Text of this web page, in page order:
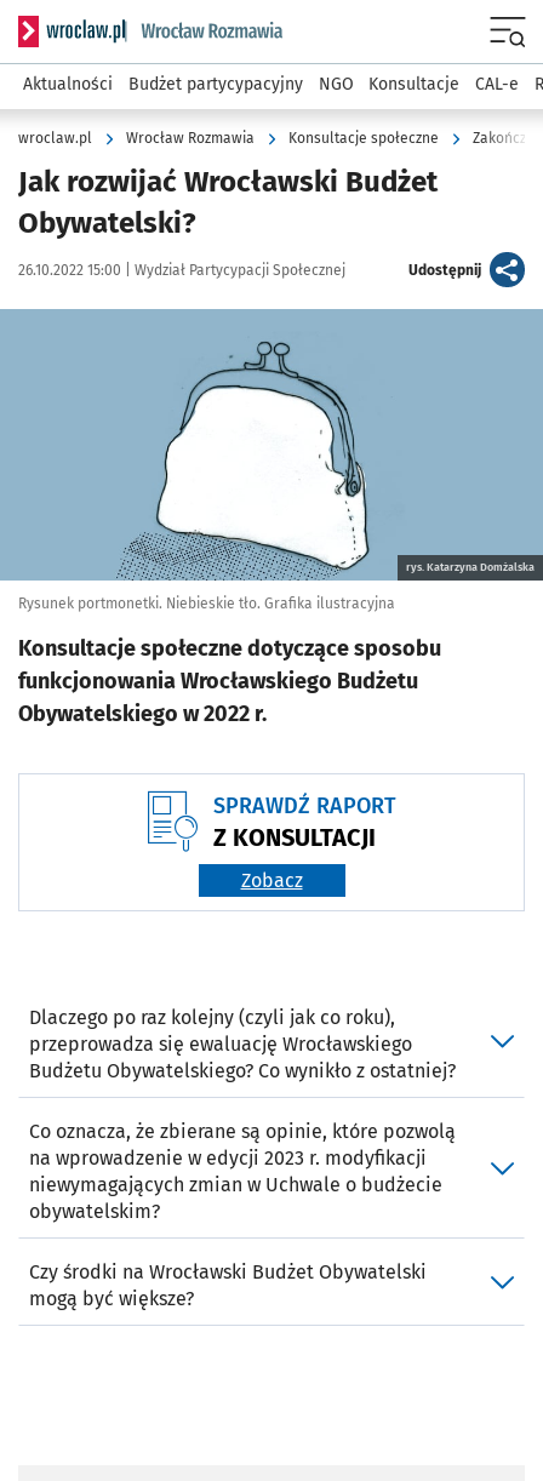
Serwis informacyjny wroclaw.pl podserwis: Rozmawia
Aktualności Budżet partycypacyjny NGO Konsultacje CAL-e
wroclaw.pl Wrocław Rozmawia Konsultacje społeczne
Jak rozwijać Wrocławski Budżet
Obywatelski?
Data publikacji:
26.10.2022 15:00 | Autor:
Wydział Partycypacji Społecznej Udostępnijartykuł
rys. Katarzyna Domżalska
Rysunek portmonetki. Niebieskie tło. Grafika ilustracyjna
Konsultacje społeczne dotyczące sposobu
funkcjonowania Wrocławskiego Budżetu
Obywatelskiego w 2022 r.
SPRAWDŹ RAPORT
Z KONSULTACJI
Zobacz
Dlaczego po raz kolejny (czyli jak co roku),
przeprowadza się ewaluację Wrocławskiego
Budżetu Obywatelskiego? Co wynikło z ostatniej?
Co oznacza, że zbierane są opinie, które pozwolą
na wprowadzenie w edycji 2023 r. modyfikacji
niewymagających zmian w Uchwale o budżecie
obywatelskim?
Czy środki na Wrocławski Budżet Obywatelski
mogą być większe?